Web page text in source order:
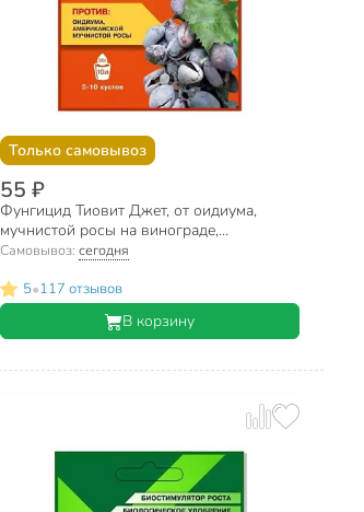
Только самовывоз
55 ₽
Фунгицид Тиовит Джет, от оидиума,
мучнистой росы на винограде,
крыжовнике, смородине, 30 г, Expert
Самовывоз:сегодня
5•117 отзывов
В корзину